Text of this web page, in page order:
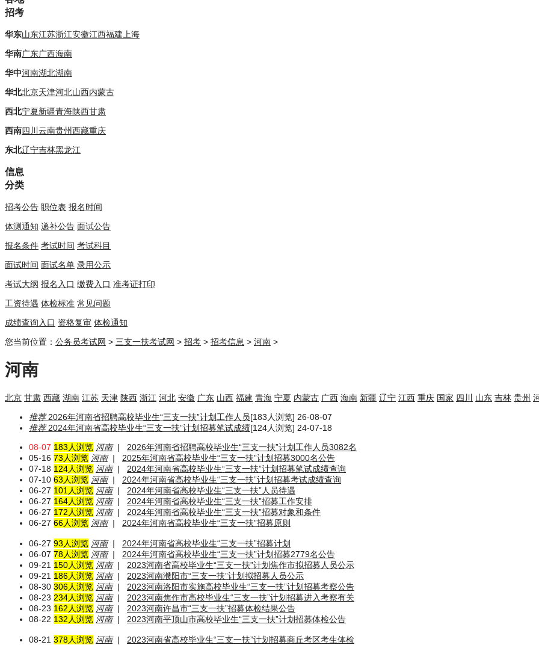
招考
华东山东江苏浙江安徽江西福建 上海
华南广东广西海南
华中河南湖北湖南
华北北京天津河北山西内蒙古
西北宁夏新疆青海陕西甘肃
西南四川 云南贵州西藏重庆
东北辽宁吉林黑龙江
信息
分类
招考公告 职位表 报名时间
体测通知 递补公告 面试公告
报名条件 考试时间 考试科目
面试时间 面试名单 录用公示
考试大纲 报名入口 缴费入口 准考证打印
工资待遇 体检标准 常见问题
成绩查询入口 资格复审 体检通知
您当前位置： 公务员考试网 > 三支一扶考试网 > 招考 > 招考信息 > 河南 >
河南
北京 甘肃 西藏 湖南 江苏 天津 陕西 浙江 河北 安徽 广东 山西 福建 青海 宁夏 内蒙古 广西 海南 新疆 辽宁 江西 重庆 国家 四川 山东 吉林 贵州
推荐2026年河南省招聘高校毕业生“三支一扶”计划工作人员[183人浏览] 26-08-07
推荐2024年河南省高校毕业生“三支一扶”计划招募笔试成绩[124人浏览] 24-07-18
08-07 183人浏览 河南|
2026年河南省招聘高校毕业生“三支一扶”计划工作人员3082名
05-16 73人浏览 河南|
2025年河南省高校毕业生“三支一扶”计划招募3000名公告
07-18 124人浏览 河南|
2024年河南省高校毕业生“三支一扶”计划招募笔试成绩查询
07-10 63人浏览 河南|
2024年河南省高校毕业生“三支一扶”计划招募考试成绩查询
06-27 101人浏览 河南|
2024年河南省高校毕业生“三支一扶”人员待遇
06-27 164人浏览 河南|
2024年河南省高校毕业生“三支一扶”招募工作安排
06-27 172人浏览 河南|
2024年河南省高校毕业生“三支一扶”招募对象和条件
06-27 66人浏览 河南| 2024年河南省高校毕业生“三支一扶”招募原则
06-27 93人浏览 河南|
2024年河南省高校毕业生“三支一扶”招募计划
06-07 78人浏览 河南|
2024年河南省高校毕业生“三支一扶”计划招募2779名公告
09-21 150人浏览 河南|
2023河南省高校毕业生“三支一扶”计划焦作市拟招募人员公示
09-21 186人浏览 河南|
2023河南濮阳市“三支一扶”计划拟招募人员公示
08-30 306人浏览 河南|
2023河南洛阳市实施高校毕业生“三支一扶”计划招募考察公告
08-23 234人浏览 河南|
2023河南焦作市高校毕业生“三支一扶”计划招募进入考察有关
08-23 162人浏览 河南|
2023河南许昌市“三支一扶”招募体检结果公告
08-22 132人浏览 河南| 2023河南平顶山市高校毕业生“三支一扶”计划招募体检公告
08-21 378人浏览 河南|
2023河南省高校毕业生“三支一扶”计划招募商丘考区考生体检